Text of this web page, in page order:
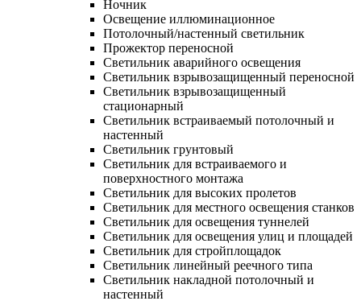
Ночник
Освещение иллюминационное
Потолочный/настенный светильник
Прожектор переносной
Светильник аварийного освещения
Светильник взрывозащищенный переносной
Светильник взрывозащищенный
стационарный
Светильник встраиваемый потолочный и
настенный
Светильник грунтовый
Светильник для встраиваемого и
поверхностного монтажа
Светильник для высоких пролетов
Светильник для местного освещения станков
Светильник для освещения туннелей
Светильник для освещения улиц и площадей
Светильник для стройплощадок
Светильник линейный реечного типа
Светильник накладной потолочный и
настенный